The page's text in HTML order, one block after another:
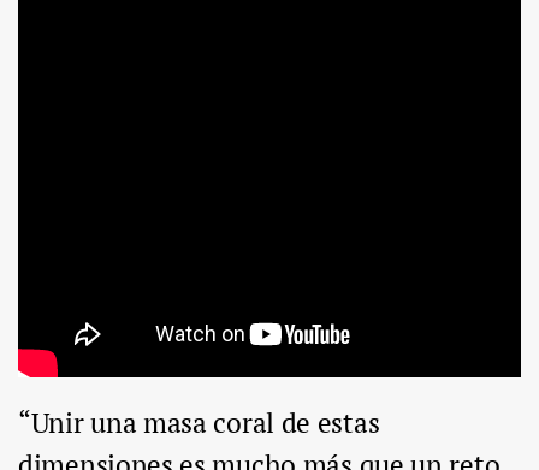
“Unir una masa coral de estas